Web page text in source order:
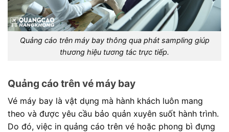
Quảng cáo trên máy bay thông qua phát sampling giúp
thương hiệu tương tác trực tiếp.
Quảng cáo trên vé máy bay
Vé máy bay là vật dụng mà hành khách luôn mang
theo và được yêu cầu bảo quản xuyên suốt hành trình.
Do đó, việc in quảng cáo trên vé hoặc phong bì đựng